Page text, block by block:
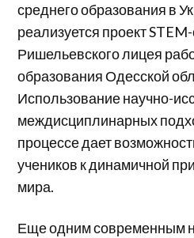
среднего образования в
реализуется проект
Ришельевского лицея
образования Одесской
Использование научно-
междисциплинарных
процессе дает
учеников к динамичной
мира.
Еще одним современным